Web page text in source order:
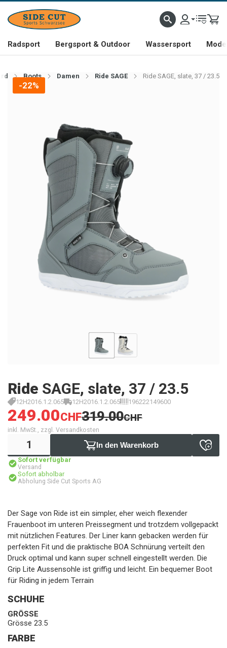
Radsport Bergsport & Outdoor Wassersport
Boots Damen Ride SAGE Ride SAGE, slate, 37 / 23.5
-22%
Ride SAGE, slate, 37 / 23.5
12H2016.1.2.065 12H2016.1.2.065 196222149600
249.00CHF319.00CHF
inkl. MwSt., zzgl. Versandkosten
In den Warenkorb
Sofort verfügbar
Versand
Sofort abholbar
Abholung Side Cut Sports AG
Der Sage von Ride ist ein simpler, eher weich flexender
Frauenboot im unteren Preissegment und trotzdem vollgepackt
mit nützlichen Features. Der Liner kann gebacken werden für
perfekten Fit und die praktische BOA Schnürung verteilt den
Druck optimal und kann super schnell eingestellt werden. Die
Grip Lite Aussensohle ist griffig und leicht. Ein bequemer Boot
für Riding in jedem Terrain
SCHUHE
GRÖSSE
Grösse 23.5
FARBE